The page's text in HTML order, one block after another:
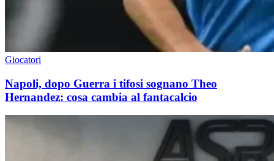
Giocatori
Napoli, dopo Guerra i tifosi sognano Theo
Hernandez: cosa cambia al fantacalcio